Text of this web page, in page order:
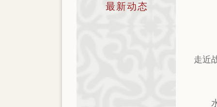
最新动态
走近